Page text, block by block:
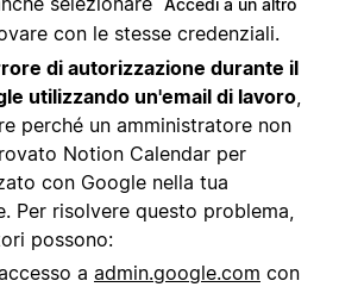
con le stesse credenziali.
di autorizzazione durante il
utilizzando un'email di lavoro
perché un amministratore non
Notion Calendar per
con Google nella tua
Per risolvere questo problema,
possono:
a admin.google.com con